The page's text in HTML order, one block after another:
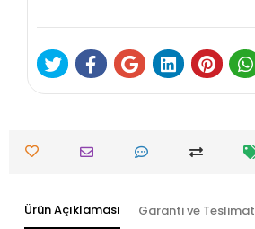
Ürün Açıklaması Garanti ve Teslimat